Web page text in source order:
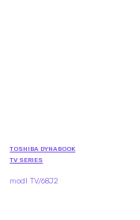
TOSHIBA DYNABOOK
TV SERIES
modl TV/68J2